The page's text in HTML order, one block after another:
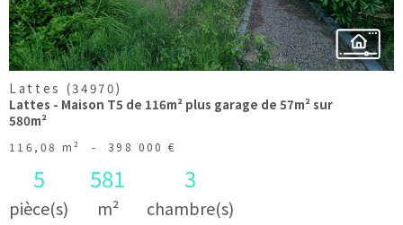
Lattes (34970)
Lattes - Maison T5 de 116m² plus garage de 57m² sur
580m²
116,08 m² - 398 000 €
5
pièce(s)
581
m²
3
chambre(s)